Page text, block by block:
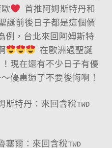
首推阿姆斯特丹和
誕前後日子都是這個價
例，台北來回阿姆斯特
在歐洲過聖誕
現在還有不少日子有優
優惠過了不要後悔啊！
特丹：來回含稅TWD
爾：來回含稅TWD